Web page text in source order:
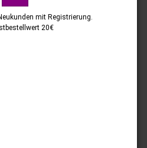
mit Registrierung.
20€